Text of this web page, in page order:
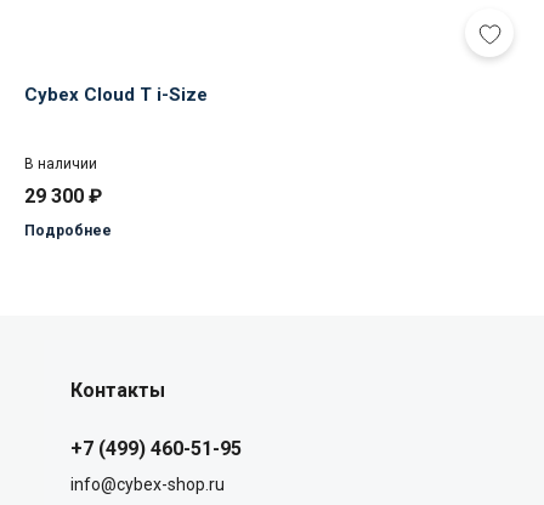
Cybex Cloud T i-Size
В наличии
29 300 ₽
Подробнее
Контакты
+7 (499) 460-51-95
info@cybex-shop.ru